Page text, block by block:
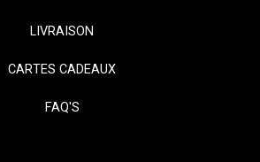
LIVRAISON
CARTES CADEAUX
FAQ'S